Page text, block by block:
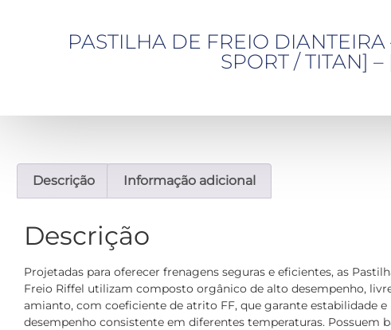
PASTILHA DE FREIO DIANTEIRA
SPORT / TITAN]
Descrição Informação adicional
Descrição
Projetadas para oferecer frenagens seguras e eficientes, as
Freio Riffel utilizam composto orgânico de alto desempenho,
amianto, com coeficiente de atrito FF, que garante estabilidade e
desempenho consistente em diferentes temperaturas. Possuem